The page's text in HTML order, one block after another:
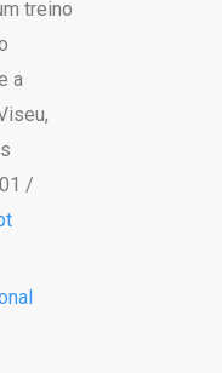
treino
a
/